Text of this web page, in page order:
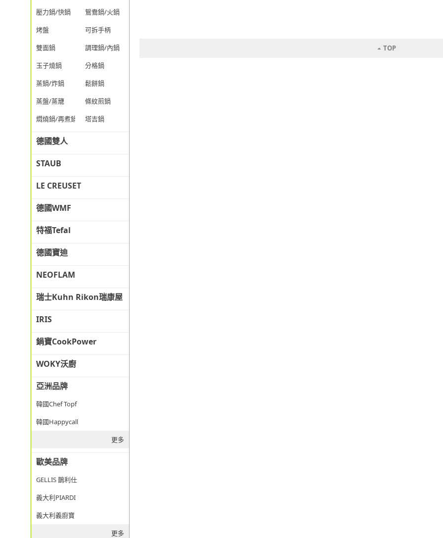
壓力鍋/快鍋
鴛鴦鍋/火鍋
烤盤
可拆手柄
雙面鍋
調理鍋/內鍋
玉子燒鍋
分格鍋
蒸鍋/炸鍋
鬆餅鍋
蒸盤/蒸籠
條紋煎鍋
燜燒鍋/再煮鍋
塔吉鍋
德國雙人
STAUB
LE CREUSET
德國WMF
特福Tefal
德國寶迪
NEOFLAM
瑞士Kuhn Rikon瑞康屋
IRIS
鍋寶CookPower
WOKY沃廚
亞洲品牌
韓國Chef Topf
韓國Happycall
更多
歐美品牌
GELLIS 鵲利仕
義大利PIARDI
義大利義廚寶
更多
TOP